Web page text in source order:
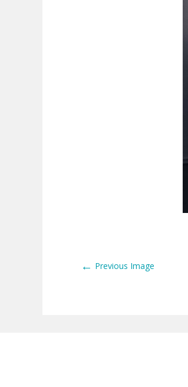
← Previous Image